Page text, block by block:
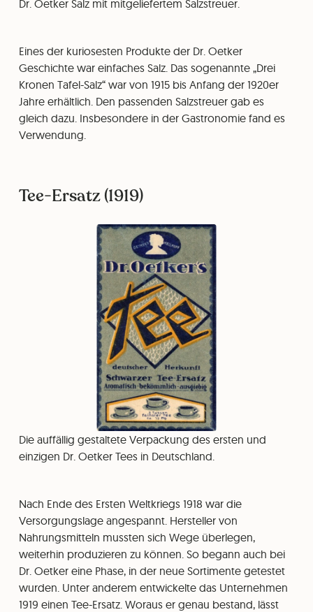
Dr. Oetker Salz mit mitgeliefertem Salzstreuer.
Eines der kuriosesten Produkte der Dr. Oetker
Geschichte war einfaches Salz. Das sogenannte „Drei
Kronen Tafel-Salz“ war von 1915 bis Anfang der 1920er
Jahre erhältlich. Den passenden Salzstreuer gab es
gleich dazu. Insbesondere in der Gastronomie fand es
Verwendung.
Tee-Ersatz (1919)
Die auffällig gestaltete Verpackung des ersten und
einzigen Dr. Oetker Tees in Deutschland.
Nach Ende des Ersten Weltkriegs 1918 war die
Versorgungslage angespannt. Hersteller von
Nahrungsmitteln mussten sich Wege überlegen,
weiterhin produzieren zu können. So begann auch bei
Dr. Oetker eine Phase, in der neue Sortimente getestet
wurden. Unter anderem entwickelte das Unternehmen
1919 einen Tee-Ersatz. Woraus er genau bestand, lässt